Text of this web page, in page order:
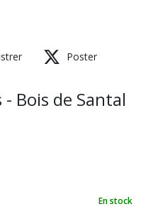
Poster
Bois de Santal
En stock